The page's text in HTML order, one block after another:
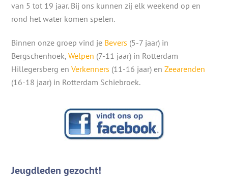
van 5 tot 19 jaar. Bij ons kunnen zij elk weekend op en
rond het water komen spelen.
Binnen onze groep vind je Bevers (5-7 jaar) in
Bergschenhoek,Welpen (7-11 jaar) in Rotterdam
Hillegersberg enVerkenners (11-16 jaar) enZeearenden
(16-18 jaar) in Rotterdam Schiebroek.
Jeugdleden gezocht!